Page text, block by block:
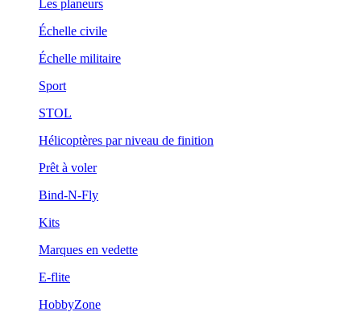
Les planeurs
Échelle civile
Échelle militaire
Sport
STOL
Hélicoptères par niveau de finition
Prêt à voler
Bind-N-Fly
Kits
Marques en vedette
E-flite
HobbyZone